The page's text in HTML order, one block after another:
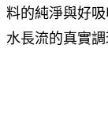
料的純淨與好
水長流的真實調